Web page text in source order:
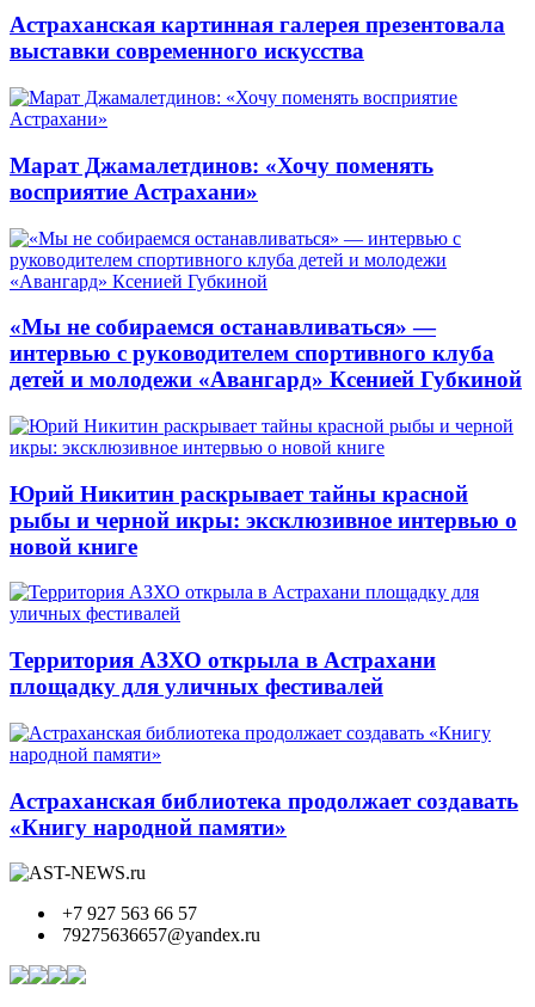
Астраханская картинная галерея презентовала
выставки современного искусства
Марат Джамалетдинов: «Хочу поменять
восприятие Астрахани»
«Мы не собираемся останавливаться» —
интервью с руководителем спортивного клуба
детей и молодежи «Авангард» Ксенией Губкиной
Юрий Никитин раскрывает тайны красной
рыбы и черной икры: эксклюзивное интервью о
новой книге
Территория АЗХО открыла в Астрахани
площадку для уличных фестивалей
Астраханская библиотека продолжает создавать
«Книгу народной памяти»
+7 927 563 66 57
79275636657@yandex.ru